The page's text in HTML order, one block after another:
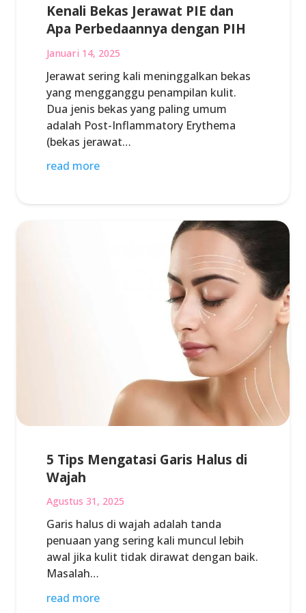
Kenali Bekas Jerawat PIE dan
Apa Perbedaannya dengan PIH
Januari 14, 2025
Jerawat sering kali meninggalkan bekas
yang mengganggu penampilan kulit.
Dua jenis bekas yang paling umum
adalah Post-Inflammatory Erythema
(bekas jerawat…
read more
5 Tips Mengatasi Garis Halus di
Wajah
Agustus 31, 2025
Garis halus di wajah adalah tanda
penuaan yang sering kali muncul lebih
awal jika kulit tidak dirawat dengan baik.
Masalah…
read more